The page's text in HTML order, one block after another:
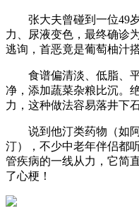
张大夫曾碰到一位49岁
力、尿液变色，最终确诊
逃询，首恶竟是葡萄柚汁
食谱偏清淡、低脂、平
净，添加蔬菜杂粮比沉。
力，这种做法容易落井下石
说到他汀类药物（如阿
汀），不少中老年伴侣都
管疾病的一线从力，它简
了心梗！